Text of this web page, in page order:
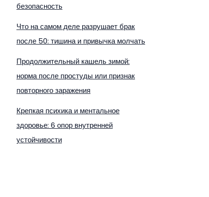
безопасность
Что на самом деле разрушает брак
после 50: тишина и привычка молчать
Продолжительный кашель зимой:
норма после простуды или признак
повторного заражения
Крепкая психика и ментальное
здоровье: 6 опор внутренней
устойчивости